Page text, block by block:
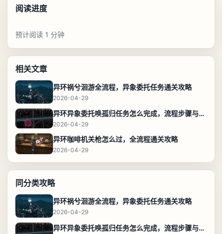
阅读进度
预计阅读 1 分钟
相关文章
异环祸兮洄游全流程，异象委托任务通关攻略
2026-04-29
异环异象委托唤孤归任务怎么完成，流程步骤与位置攻略
2026-04-29
异环咖啡机关枪怎么过，全流程通关攻略
2026-04-29
同分类攻略
异环祸兮洄游全流程，异象委托任务通关攻略
2026-04-29
异环异象委托唤孤归任务怎么完成，流程步骤与位置攻略